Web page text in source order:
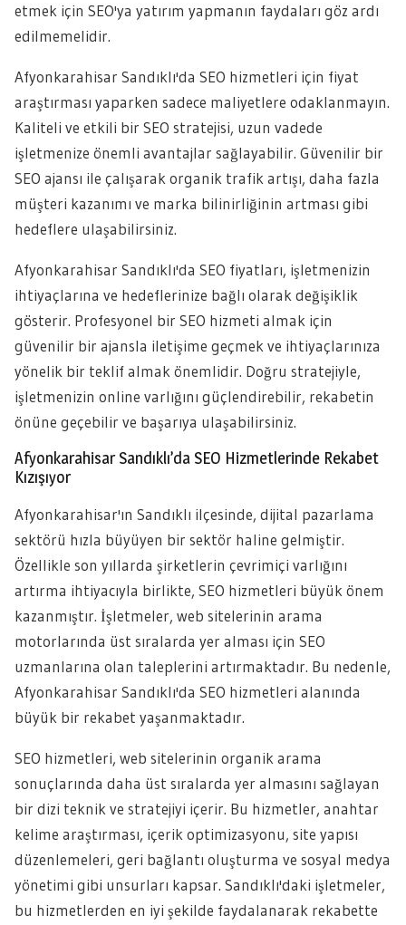
etmek için SEO'ya yatırım yapmanın faydaları göz ardı
edilmemelidir.
Afyonkarahisar Sandıklı'da SEO hizmetleri için fiyat
araştırması yaparken sadece maliyetlere odaklanmayın.
Kaliteli ve etkili bir SEO stratejisi, uzun vadede
işletmenize önemli avantajlar sağlayabilir. Güvenilir bir
SEO ajansı ile çalışarak organik trafik artışı, daha fazla
müşteri kazanımı ve marka bilinirliğinin artması gibi
hedeflere ulaşabilirsiniz.
Afyonkarahisar Sandıklı'da SEO fiyatları, işletmenizin
ihtiyaçlarına ve hedeflerinize bağlı olarak değişiklik
gösterir. Profesyonel bir SEO hizmeti almak için
güvenilir bir ajansla iletişime geçmek ve ihtiyaçlarınıza
yönelik bir teklif almak önemlidir. Doğru stratejiyle,
işletmenizin online varlığını güçlendirebilir, rekabetin
önüne geçebilir ve başarıya ulaşabilirsiniz.
Afyonkarahisar Sandıklı’da SEO Hizmetlerinde Rekabet
Kızışıyor
Afyonkarahisar'ın Sandıklı ilçesinde, dijital pazarlama
sektörü hızla büyüyen bir sektör haline gelmiştir.
Özellikle son yıllarda şirketlerin çevrimiçi varlığını
artırma ihtiyacıyla birlikte, SEO hizmetleri büyük önem
kazanmıştır. İşletmeler, web sitelerinin arama
motorlarında üst sıralarda yer alması için SEO
uzmanlarına olan taleplerini artırmaktadır. Bu nedenle,
Afyonkarahisar Sandıklı'da SEO hizmetleri alanında
büyük bir rekabet yaşanmaktadır.
SEO hizmetleri, web sitelerinin organik arama
sonuçlarında daha üst sıralarda yer almasını sağlayan
bir dizi teknik ve stratejiyi içerir. Bu hizmetler, anahtar
kelime araştırması, içerik optimizasyonu, site yapısı
düzenlemeleri, geri bağlantı oluşturma ve sosyal medya
yönetimi gibi unsurları kapsar. Sandıklı'daki işletmeler,
bu hizmetlerden en iyi şekilde faydalanarak rekabette